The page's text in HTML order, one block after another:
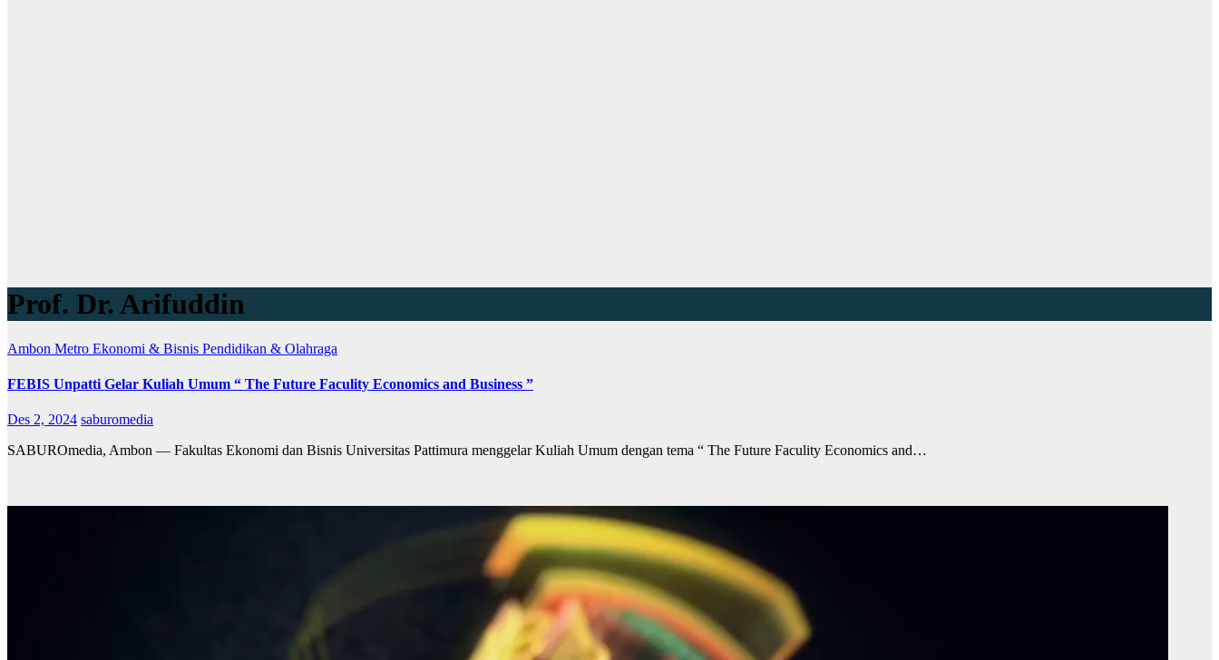
Prof. Dr. Arifuddin
Ambon Metro Ekonomi & Bisnis Pendidikan & Olahraga
FEBIS Unpatti Gelar Kuliah Umum “ The Future Faculity Economics and Business ”
Des 2, 2024 saburomedia
SABUROmedia, Ambon — Fakultas Ekonomi dan Bisnis Universitas Pattimura menggelar Kuliah Umum dengan tema “ The Future Faculity Economics and…